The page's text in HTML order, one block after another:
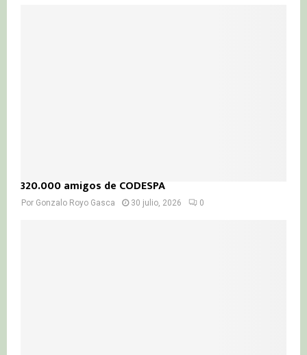
320.000 amigos de CODESPA
Por Gonzalo Royo Gasca 30 julio, 2026 0